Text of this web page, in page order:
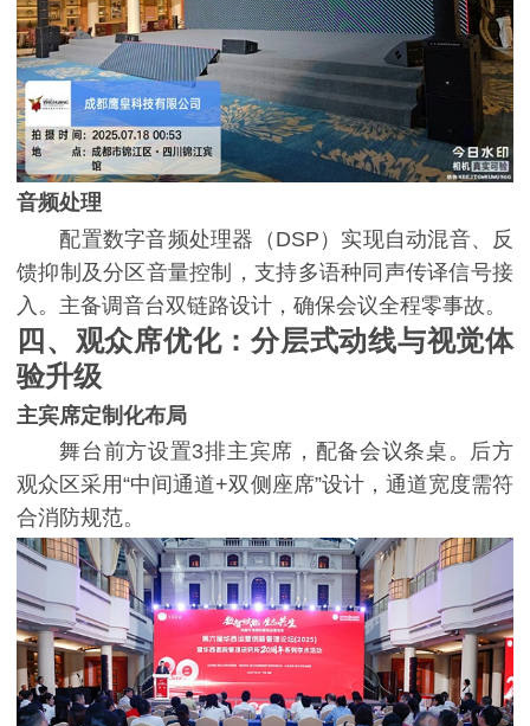
音频处理
配置数字音频处理器（DSP）实现自动混音、反
馈抑制及分区音量控制，支持多语种同声传译信号接
入。主备调音台双链路设计，确保会议全程零事故。
四、观众席优化：分层式动线与视觉体
验升级
主宾席定制化布局
舞台前方设置3排主宾席，配备会议条桌。后方
观众区采用“中间通道+双侧座席”设计，通道宽度需符
合消防规范。